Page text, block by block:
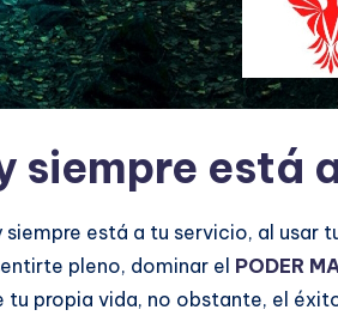
siempre está
siempre está a tu servicio, al usar
pleno, dominar el PODER
propia vida, no obstante, el